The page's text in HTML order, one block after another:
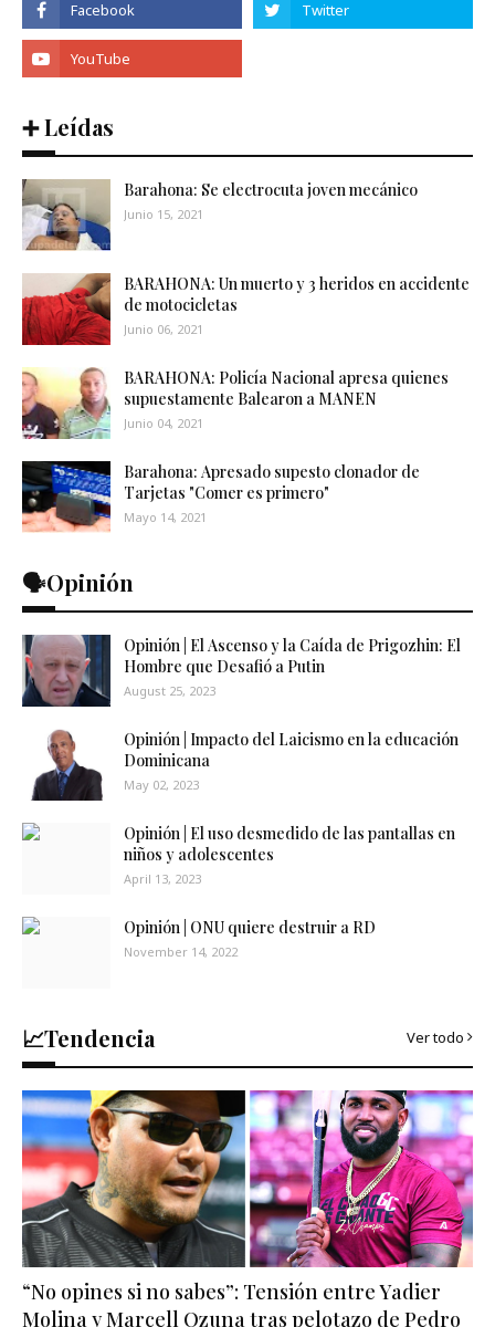
➕ Leídas
Barahona: Se electrocuta joven mecánico
Junio 15, 2021
BARAHONA: Un muerto y 3 heridos en accidente
de motocicletas
Junio 06, 2021
BARAHONA: Policía Nacional apresa quienes
supuestamente Balearon a MANEN
Junio 04, 2021
Barahona: Apresado supesto clonador de
Tarjetas "Comer es primero"
Mayo 14, 2021
🗣️Opinión
Opinión | El Ascenso y la Caída de Prigozhin: El
Hombre que Desafió a Putin
August 25, 2023
Opinión | Impacto del Laicismo en la educación
Dominicana
May 02, 2023
Opinión | El uso desmedido de las pantallas en
niños y adolescentes
April 13, 2023
Opinión | ONU quiere destruir a RD
November 14, 2022
📈Tendencia Ver todo
“No opines si no sabes”: Tensión entre Yadier
Molina y Marcell Ozuna tras pelotazo de Pedro